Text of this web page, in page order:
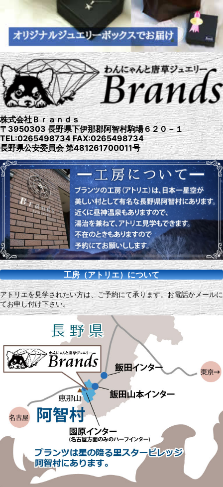
株式会社Ｂｒａｎｄｓ
〒3950303 長野県下伊那郡阿智村駒場６２０－１
TEL:0265498734 FAX:0265498734
長野県公安委員会 第481261700011号
工房（アトリエ）について
アトリエを見学されたい方は、ご予約にて承ります。お電話かメールに
てお申し付け下さい。